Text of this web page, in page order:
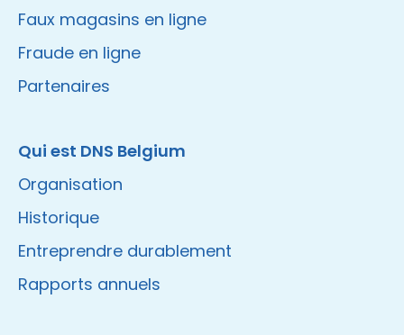
Faux magasins en ligne
Fraude en ligne
Partenaires
Qui est DNS Belgium
Organisation
Historique
Entreprendre durablement
Rapports annuels